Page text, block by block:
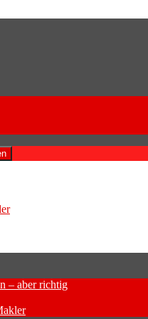
Club
oder Inhaber
– aber richtig